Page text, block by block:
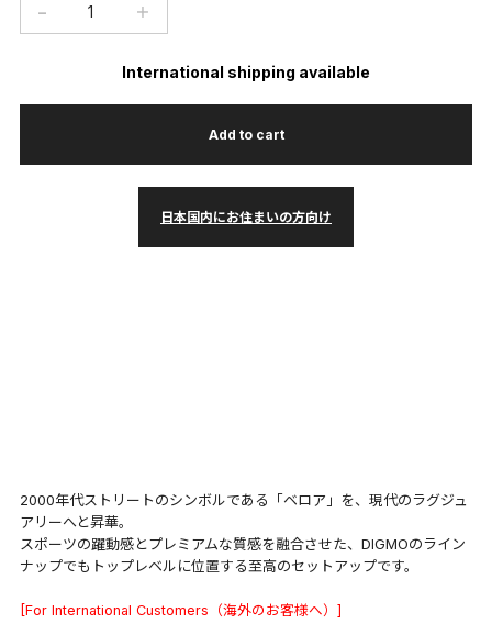
− ＋
International shipping available
Add to cart
日本国内にお住まいの方向け
2000年代ストリートのシンボルである「ベロア」を、現代のラグジュ
アリーへと昇華。
スポーツの躍動感とプレミアムな質感を融合させた、DIGMOのライン
ナップでもトップレベルに位置する至高のセットアップです。
[For International Customers（海外のお客様へ）]